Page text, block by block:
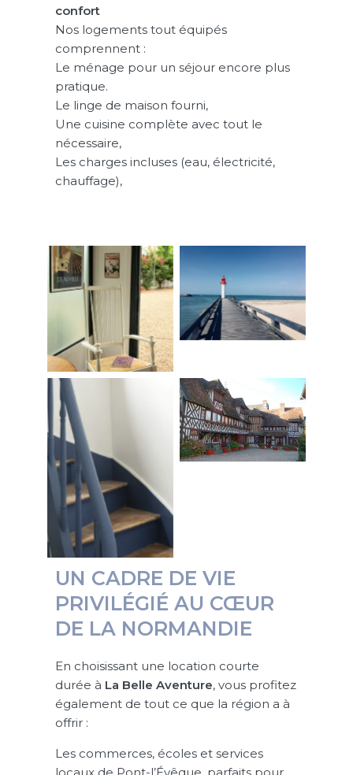
confort
Nos logements tout équipés
comprennent :
Le ménage pour un séjour encore plus
pratique.
Le linge de maison fourni,
Une cuisine complète avec tout le
nécessaire,
Les charges incluses (eau, électricité,
chauffage),
UN CADRE DE VIE
PRIVILÉGIÉ AU CŒUR
DE LA NORMANDIE
En choisissant une location courte
durée à La Belle Aventure, vous profitez
également de tout ce que la région a à
offrir :
Les commerces, écoles et services
locaux de Pont-l’Évêque, parfaits pour